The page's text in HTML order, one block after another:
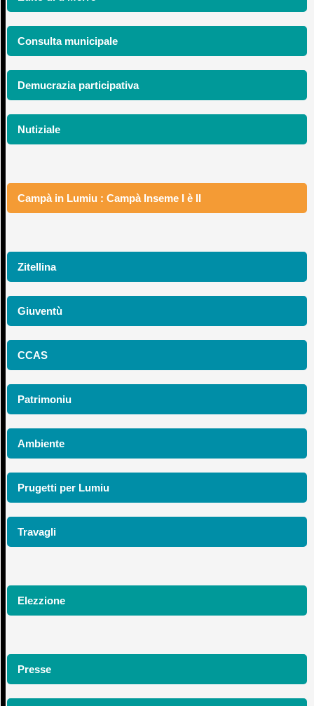
Consulta municipale
Demucrazia participativa
Nutiziale
Campà in Lumiu : Campà Inseme I è II
Zitellina
Giuventù
CCAS
Patrimoniu
Ambiente
Prugetti per Lumiu
Travagli
Elezzione
Presse